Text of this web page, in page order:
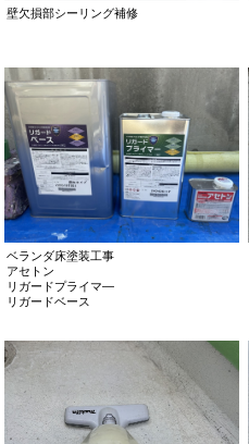
壁欠損部シーリング補修
ベランダ床塗装工事
アセトン
リガードプライマ―
リガードベース